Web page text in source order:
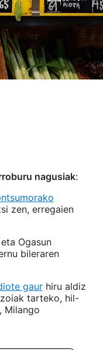
nagusiak:
zen, erregaien
Ogasun
bileraren
gaurhiru aldiz
tarteko, hil-
Milango